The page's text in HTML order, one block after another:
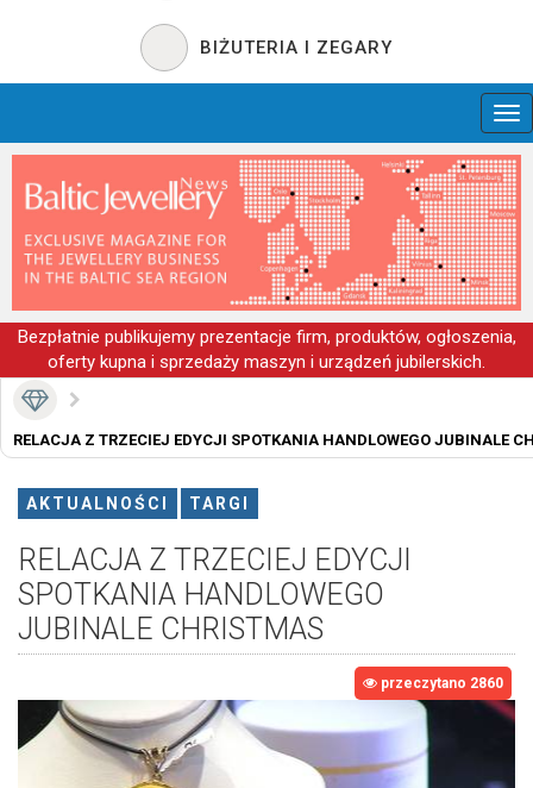
BIŻUTERIA I ZEGARY
Bezpłatnie publikujemy prezentacje firm, produktów, ogłoszenia,
oferty kupna i sprzedaży maszyn i urządzeń jubilerskich.
RELACJA Z TRZECIEJ EDYCJI SPOTKANIA HANDLOWEGO JUBINALE
AKTUALNOŚCI TARGI
RELACJA Z TRZECIEJ EDYCJI
SPOTKANIA HANDLOWEGO
JUBINALE CHRISTMAS
przeczytano 2860